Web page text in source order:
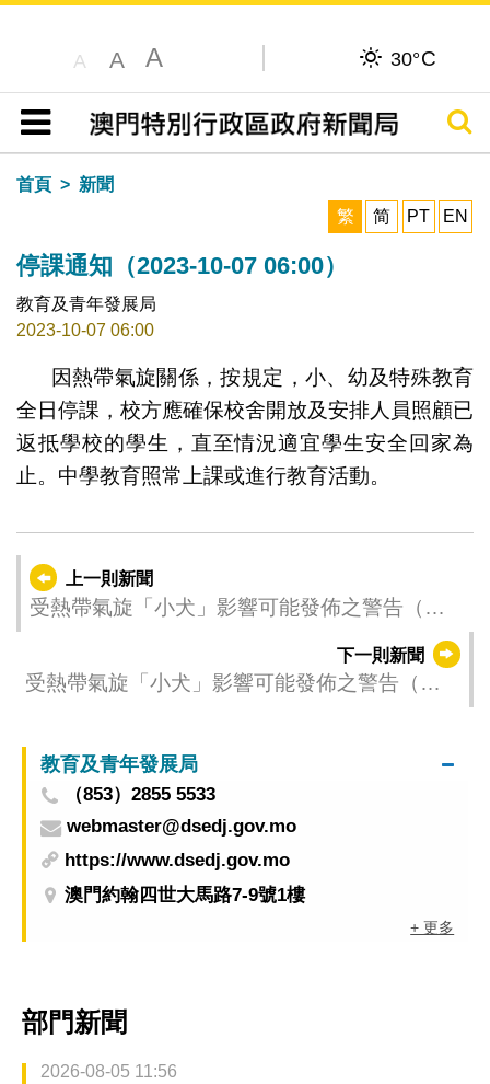
A A A 30°C
目錄
搜尋
首頁
新聞
繁
简 PT EN
停課通知（2023-10-07 06:00）
教育及青年發展局
2023-10-07 06:00
因熱帶氣旋關係，按規定，小、幼及特殊教育
全日停課，校方應確保校舍開放及安排人員照顧已
返抵學校的學生，直至情況適宜學生安全回家為
止。中學教育照常上課或進行教育活動。
上一則新聞
受熱帶氣旋「小犬」影響可能發佈之警告（更
下一則新聞
受熱帶氣旋「小犬」影響可能發佈之警告（更
教育及青年發展局
（853）2855 5533
webmaster@dsedj.gov.mo
https://www.dsedj.gov.mo
澳門約翰四世大馬路7-9號1樓
+ 更多
部門新聞
2026-08-05 11:56